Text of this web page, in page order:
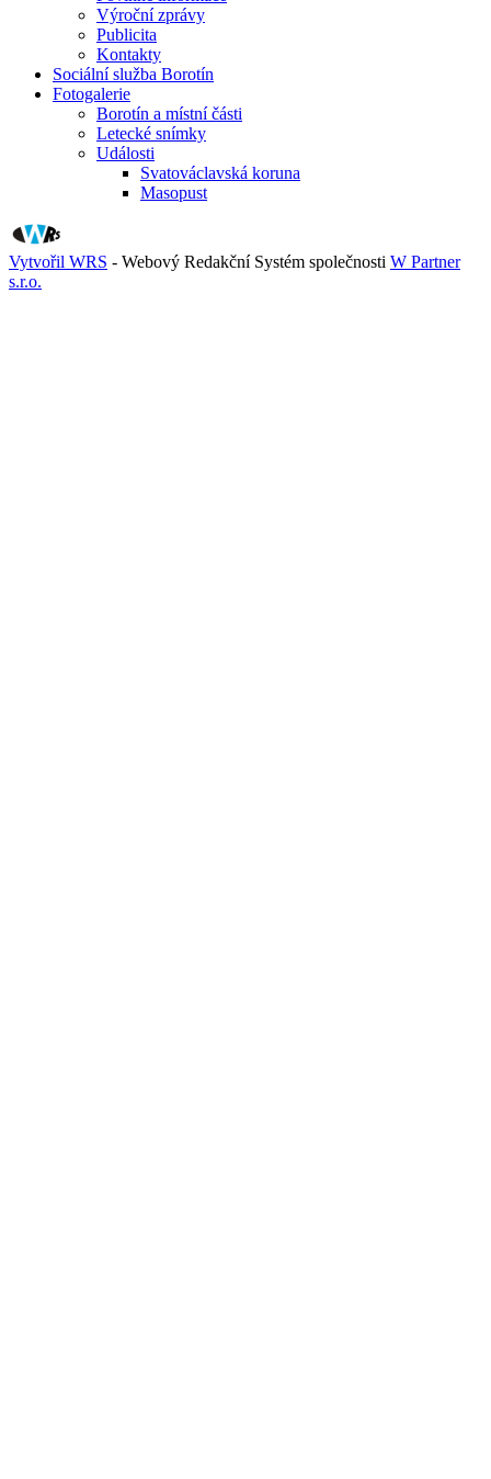
Výroční zprávy
Publicita
Kontakty
Sociální služba Borotín
Fotogalerie
Borotín a místní části
Letecké snímky
Události
Svatováclavská koruna
Masopust
Vytvořil WRS - Webový Redakční Systém společnosti W Partner
s.r.o.